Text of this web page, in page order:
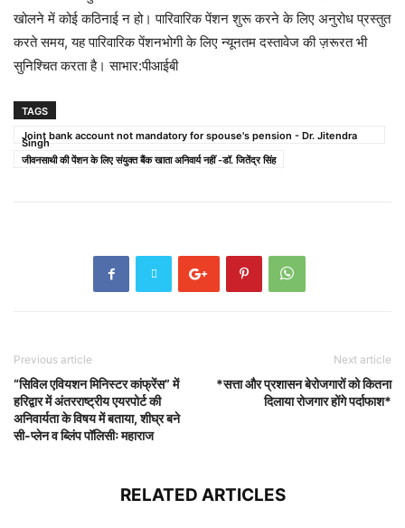
खोलने में कोई कठिनाई न हो। पारिवारिक पेंशन शुरू करने के लिए अनुरोध प्रस्तुत
करते समय, यह पारिवारिक पेंशनभोगी के लिए न्यूनतम दस्तावेज की ज़रूरत भी
सुनिश्चित करता है। साभार:पीआईबी
TAGS
Joint bank account not mandatory for spouse's pension - Dr. Jitendra
Singh
जीवनसाथी की पेंशन के लिए संयुक्त बैंक खाता अनिवार्य नहीं -डॉ. जितेंद्र सिंह
Previous article
“सिविल एवियशन मिनिस्टर कांफ्रेंस” में
हरिद्वार में अंतरराष्ट्रीय एयरपोर्ट की
अनिवार्यता के विषय में बताया, शीघ्र बने
सी-प्लेन व ब्लिंप पॉलिसीः महाराज
Next article
*सत्ता और प्रशासन बेरोजगारों को कितना
दिलाया रोजगार होंगे पर्दाफाश*
RELATED ARTICLES